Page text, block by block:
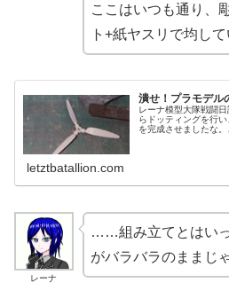
ここはいつも通り、
ト+紙ヤスリで均して
潰せ！プラモデル
レーナ模型大隊戦闘
らドッティングを行
を完成させましたな
letztbatallion.com
レーナ
……組み立てとはい
がバラバラのままじゃ